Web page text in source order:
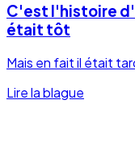
C'est l'histoire
était tôt
Mais en fait il était
Lire la blague